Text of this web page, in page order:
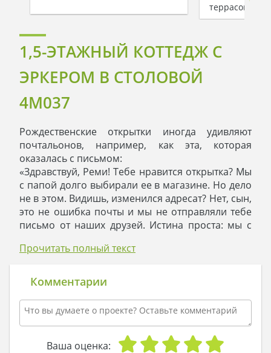
террасой
1,5-ЭТАЖНЫЙ КОТТЕДЖ С
ЭРКЕРОМ В СТОЛОВОЙ
4M037
Рождественские открытки иногда удивляют
почтальонов, например, как эта, которая
оказалась с письмом:
«Здравствуй, Реми! Тебе нравится открытка? Мы
с папой долго выбирали ее в магазине. Но дело
не в этом. Видишь, изменился адресат? Нет, сын,
это не ошибка почты и мы не отправляли тебе
письмо от наших друзей. Истина проста: мы с
Да, сын, тебя удивляет эта новость: но что
контракту, и тут мы решили, что пора и нам
действовать. В общем, мы не просто переехали
ради переезда. Все гораздо круче: мы
построили новый особняк! Реми, это для тебя
сюрприз и в чем-то шок, но посуди сам: вы с
сестрой выросли и разъехались, а мы с твоим
Прочитать полный текст
Комментарии
Ваша оценка: